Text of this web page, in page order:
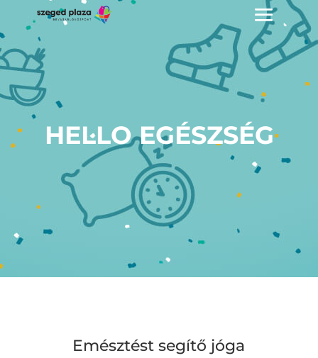
HELLO EGÉSZSÉG
Emésztést segítő jóga